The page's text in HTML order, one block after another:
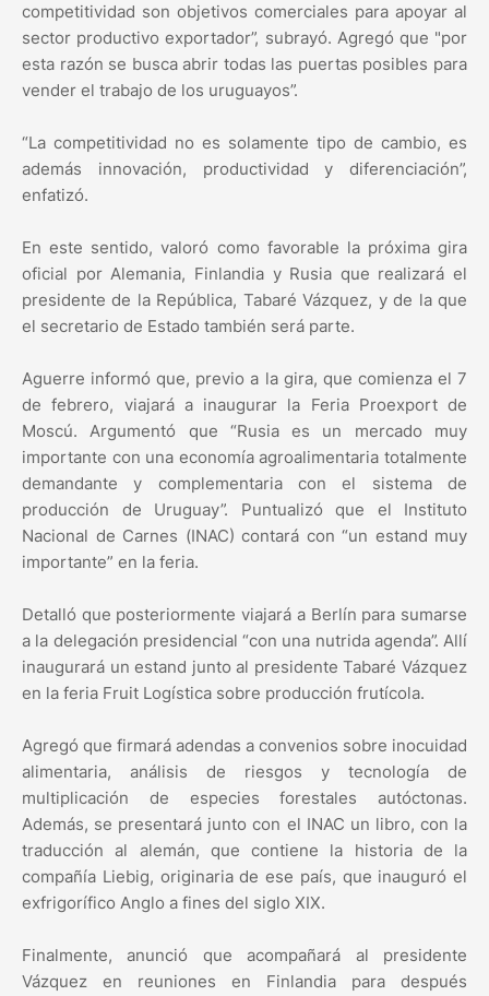
competitividad son objetivos comerciales para apoyar al
sector productivo exportador”, subrayó. Agregó que "por
esta razón se busca abrir todas las puertas posibles para
vender el trabajo de los uruguayos”.
“La competitividad no es solamente tipo de cambio, es
además innovación, productividad y diferenciación”,
enfatizó.
En este sentido, valoró como favorable la próxima gira
oficial por Alemania, Finlandia y Rusia que realizará el
presidente de la República, Tabaré Vázquez, y de la que
el secretario de Estado también será parte.
Aguerre informó que, previo a la gira, que comienza el 7
de febrero, viajará a inaugurar la Feria Proexport de
Moscú. Argumentó que “Rusia es un mercado muy
importante con una economía agroalimentaria totalmente
demandante y complementaria con el sistema de
producción de Uruguay”. Puntualizó que el Instituto
Nacional de Carnes (INAC) contará con “un estand muy
importante” en la feria.
Detalló que posteriormente viajará a Berlín para sumarse
a la delegación presidencial “con una nutrida agenda”. Allí
inaugurará un estand junto al presidente Tabaré Vázquez
en la feria Fruit Logística sobre producción frutícola.
Agregó que firmará adendas a convenios sobre inocuidad
alimentaria, análisis de riesgos y tecnología de
multiplicación de especies forestales autóctonas.
Además, se presentará junto con el INAC un libro, con la
traducción al alemán, que contiene la historia de la
compañía Liebig, originaria de ese país, que inauguró el
exfrigorífico Anglo a fines del siglo XIX.
Finalmente, anunció que acompañará al presidente
Vázquez en reuniones en Finlandia para después